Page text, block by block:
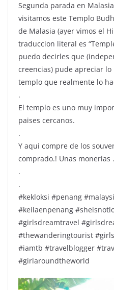
Segunda parada en
visitamos este Templo
de Malasia (ayer vimos el
traduccion literal es
puedo decirles que
creencias) pude apreciar
templo que realmente lo
.
El templo es uno muy
paises cercanos.
.
Y aqui compre de los
comprado.! Unas monerias ️.
.
.
#kekloksi #penang
#keilaenpenang
#girlsdreamtravel
#thewanderingtourist
#iamtb #travelblogger
#girlaroundtheworld